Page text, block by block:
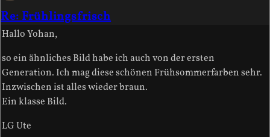
Re: Frühlingsfrisch
Hallo Yohan,
so ein ähnliches Bild habe ich auch von der ersten
Generation. Ich mag diese schönen Frühsommerfarben sehr.
Inzwischen ist alles wieder braun.
Ein klasse Bild.
LG Ute